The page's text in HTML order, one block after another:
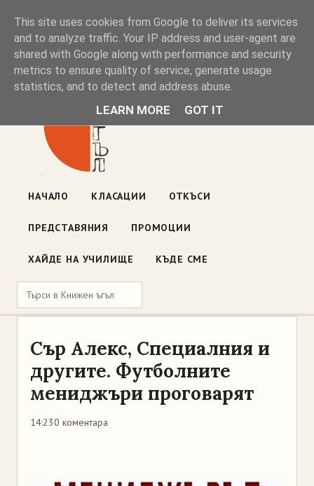
Книжен ъгъл
Блог на книжарницата — класации, откъси, нови книги
ул. „Оборище" 117, София· пон–пет 10:00–19:00 ·
НАЧАЛО КЛАСАЦИИ ОТКЪСИ
ПРЕДСТАВЯНИЯ ПРОМОЦИИ
ХАЙДЕ НА УЧИЛИЩЕ КЪДЕ СМЕ
Сър Алекс, Специалния и
другите. Футболните
мениджъри проговарят
14:230 коментара
This site uses cookies from Google to deliver its services
and to analyze traffic. Your IP address and user-agent are
shared with Google along with performance and security
metrics to ensure quality of service, generate usage
statistics, and to detect and address abuse.
LEARN MORE GOT IT